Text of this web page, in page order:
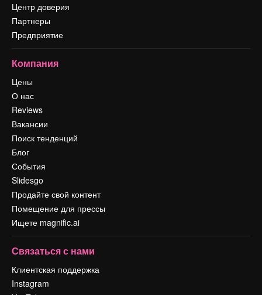
Центр доверия
Партнеры
Предприятие
Компания
Цены
О нас
Reviews
Вакансии
Поиск тенденций
Блог
События
Slidesgo
Продайте свой контент
Помещение для прессы
Ищете magnific.ai
Связаться с нами
Клиентская поддержка
Instagram